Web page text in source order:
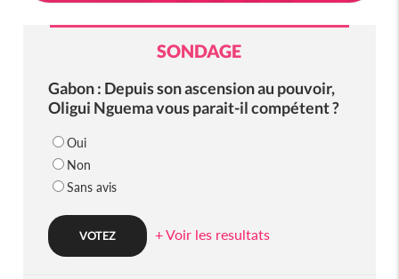
SONDAGE
Gabon : Depuis son ascension au pouvoir,
Oligui Nguema vous parait-il compétent ?
Oui
Non
Sans avis
+ Voir les resultats